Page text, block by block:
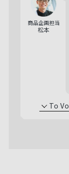
商品企画担当
松本
To